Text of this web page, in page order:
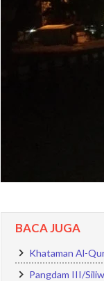
BACA JUGA
Khataman Al-
Pangdam III/